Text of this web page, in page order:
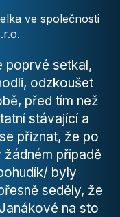
ve společnosti
poprvé setkal,
odzkoušet
před tím než
stávající a
přiznat, že po
případě
byly
seděly, že
na sto